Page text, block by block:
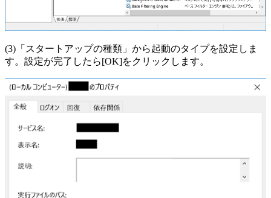
(3)「スタートアップの種類」から起動のタイプを設定しま
す。設定が完了したら[OK]をクリックします。